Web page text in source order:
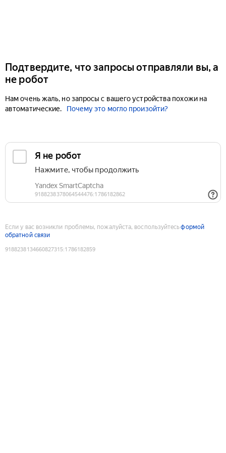
Подтвердите, что запросы отправляли вы, а
не робот
Нам очень жаль, но запросы с вашего устройства похожи на
автоматические.
Почему это могло произойти?
Если у вас возникли проблемы, пожалуйста, воспользуйтесьформой
обратной связи
9188238134660827315:1786182859